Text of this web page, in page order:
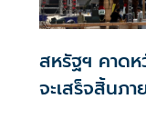
สหรัฐฯ คาด
จะเสร็จสิ้นภ